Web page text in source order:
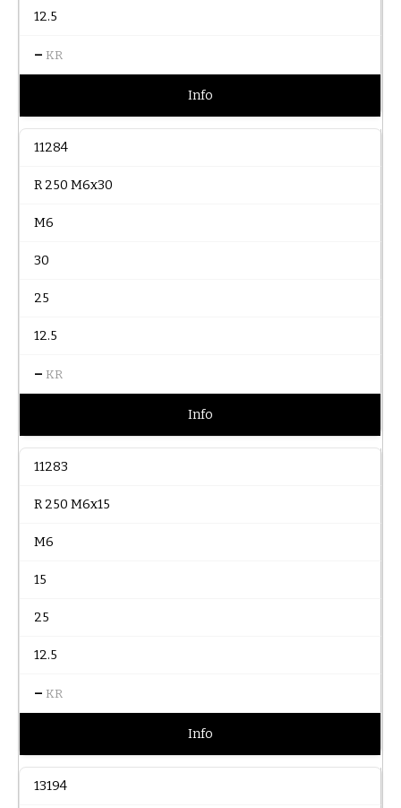
12.5
– KR
Info
11284
R 250 M6x30
M6
30
25
12.5
– KR
Info
11283
R 250 M6x15
M6
15
25
12.5
– KR
Info
13194